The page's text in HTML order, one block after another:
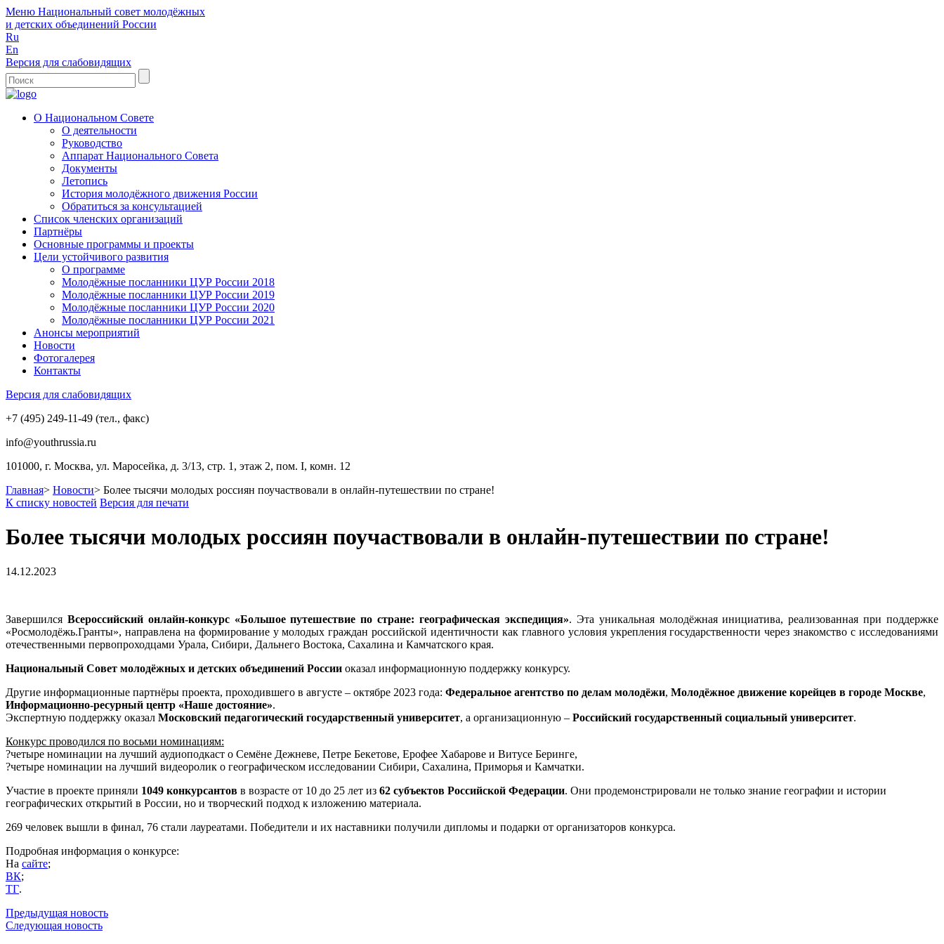
Меню Национальный совет молодёжных
и детских объединений России
Ru
En
Версия для слабовидящих
О Национальном Совете
О деятельности
Руководство
Аппарат Национального Совета
Документы
Летопись
История молодёжного движения России
Обратиться за консультацией
Список членских организаций
Партнёры
Основные программы и проекты
Цели устойчивого развития
О программе
Молодёжные посланники ЦУР России 2018
Молодёжные посланники ЦУР России 2019
Молодёжные посланники ЦУР России 2020
Молодёжные посланники ЦУР России 2021
Анонсы мероприятий
Новости
Фотогалерея
Контакты
Версия для слабовидящих
+7 (495) 249-11-49 (тел., факс)
info@youthrussia.ru
101000, г. Москва, ул. Маросейка, д. 3/13, стр. 1, этаж 2, пом. I, комн. 12
Главная> Новости> Более тысячи молодых россиян поучаствовали в онлайн-путешествии по стране!
К списку новостей Версия для печати
Более тысячи молодых россиян поучаствовали в онлайн-путешествии по стране!
14.12.2023
Завершился Всероссийский онлайн-конкурс «Большое путешествие по стране: географическая экспедиция». Эта уникальная молодёжная инициатива, реализованная при поддержке
«Росмолодёжь.Гранты», направлена на формирование у молодых граждан российской идентичности как главного условия укрепления государственности через знакомство с исследованиями
отечественными первопроходцами Урала, Сибири, Дальнего Востока, Сахалина и Камчатского края.
Национальный Совет молодёжных и детских объединений России оказал информационную поддержку конкурсу.
Другие информационные партнёры проекта, проходившего в августе – октябре 2023 года: Федеральное агентство по делам молодёжи, Молодёжное движение корейцев в городе Москве,
Информационно-ресурный центр «Наше достояние».
Экспертную поддержку оказал Московский педагогический государственный университет, а организационную – Российский государственный социальный университет.
Конкурс проводился по восьми номинациям:
?четыре номинации на лучший аудиоподкаст о Семёне Дежневе, Петре Бекетове, Ерофее Хабарове и Витусе Беринге,
?четыре номинации на лучший видеоролик о географическом исследовании Сибири, Сахалина, Приморья и Камчатки.
Участие в проекте приняли 1049 конкурсантов в возрасте от 10 до 25 лет из 62 субъектов Российской Федерации. Они продемонстрировали не только знание географии и истории
географических открытий в России, но и творческий подход к изложению материала.
269 человек вышли в финал, 76 стали лауреатами. Победители и их наставники получили дипломы и подарки от организаторов конкурса.
Подробная информация о конкурсе:
На сайте;
ВК;
ТГ.
Предыдущая новость
Следующая новость